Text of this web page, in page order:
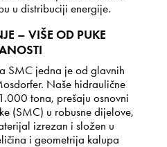
u distribuciji energije.
– VIŠE OD PUKE
SMC jedna je od glavnih
Naše hidraulične
tona, prešaju osnovni
(SMC) u robusne dijelove,
izrezan i složen u
i geometrija kalupa